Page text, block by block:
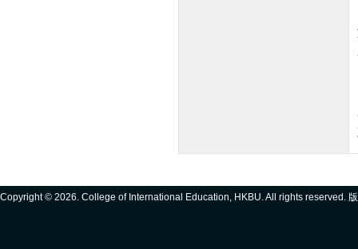
Copyright © 2026. College of International Education, HKBU. All rights reserved.